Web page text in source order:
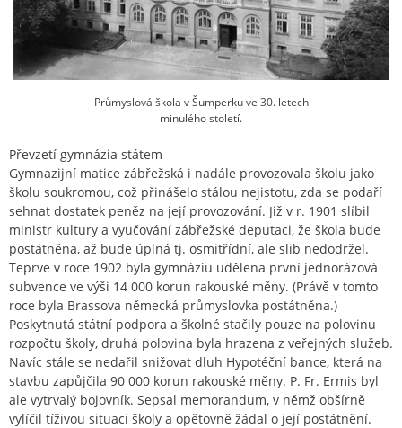
Průmyslová škola v Šumperku ve 30. letech
minulého století.
Převzetí gymnázia státem
Gymnazijní matice zábřežská i nadále provozovala školu jako
školu soukromou, což přinášelo stálou nejistotu, zda se podaří
sehnat dostatek peněz na její provozování. Již v r. 1901 slíbil
ministr kultury a vyučování zábřežské deputaci, že škola bude
postátněna, až bude úplná tj. osmitřídní, ale slib nedodržel.
Teprve v roce 1902 byla gymnáziu udělena první jednorázová
subvence ve výši 14 000 korun rakouské měny. (Právě v tomto
roce byla Brassova německá průmyslovka postátněna.)
Poskytnutá státní podpora a školné stačily pouze na polovinu
rozpočtu školy, druhá polovina byla hrazena z veřejných služeb.
Navíc stále se nedařil snižovat dluh Hypotéční bance, která na
stavbu zapůjčila 90 000 korun rakouské měny. P. Fr. Ermis byl
ale vytrvalý bojovník. Sepsal memorandum, v němž obšírně
vylíčil tíživou situaci školy a opětovně žádal o její postátnění.